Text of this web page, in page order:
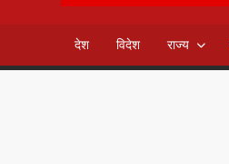
देश विदेश राज्य